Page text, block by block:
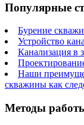
Популярные
Бурение
Устройство
Канализация в
Наши
скважины как
Методы